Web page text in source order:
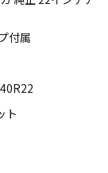
付属
ト